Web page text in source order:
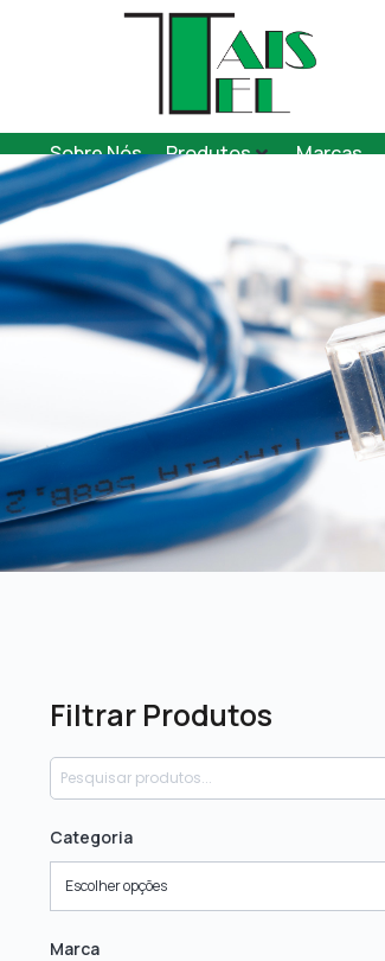
Sobre Nós Produtos Marcas
Filtrar Produtos
Categoria
Escolher opções
Marca